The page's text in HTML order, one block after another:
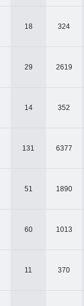
18 324
29 2619
14 352
131 6377
51 1890
60 1013
11 370